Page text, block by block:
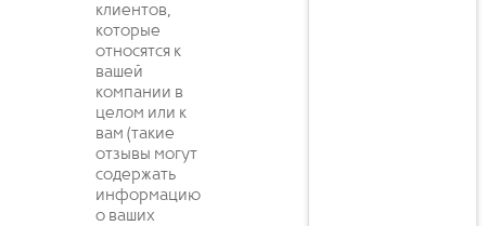
клиентов,
которые
относятся к
вашей
компании в
целом или к
вам (такие
отзывы могут
содержать
информацию
о ваших